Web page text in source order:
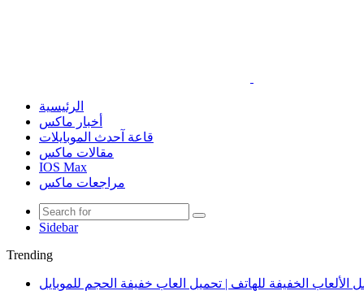
الرئيسية
أخبار ماكس
قاعة آحدث الموبايلات
مقالات ماكس
IOS Max
مراجعات ماكس
Sidebar
Trending
الألعاب الخفيفة للهاتف | تحميل العاب خفيفة الحجم للموبايل